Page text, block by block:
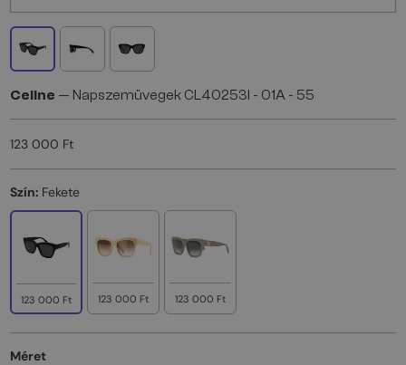
Celine — Napszemüvegek CL40253I - 01A - 55
123 000 Ft
Szín: Fekete
123 000 Ft 123 000 Ft 123 000 Ft
Méret